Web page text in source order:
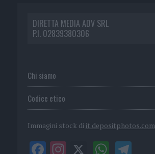
DIRETTA MEDIA ADV SRL
P.I. 02839380306
Chi siamo
Codice etico
Immagini stock di it.depositphotos.com